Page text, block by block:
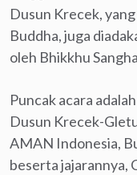
Dusun Krecek,
Buddha, juga
oleh Bhikkhu
Puncak acara
Dusun Krecek-
AMAN Indonesia,
beserta jajarannya,